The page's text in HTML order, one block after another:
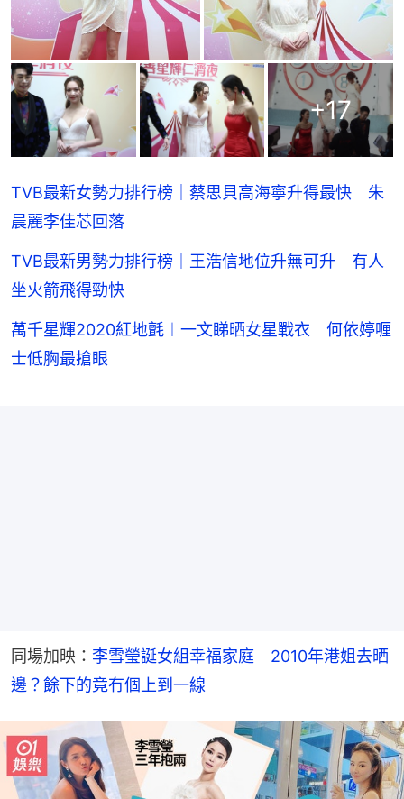
+17
TVB最新女勢力排行榜｜蔡思貝高海寧升得最快 朱
晨麗李佳芯回落
TVB最新男勢力排行榜｜王浩信地位升無可升 有人
坐火箭飛得勁快
萬千星輝2020紅地氈︱一文睇晒女星戰衣 何依婷喱
士低胸最搶眼
同場加映： 李雪瑩誕女組幸福家庭　2010年港姐去晒
邊？餘下的竟冇個上到一線